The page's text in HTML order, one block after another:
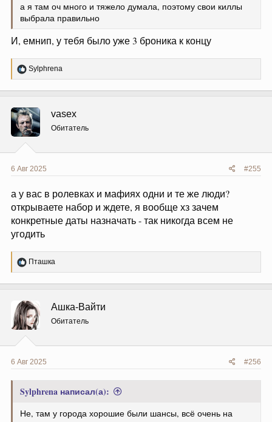
а я там оч много и тяжело думала, поэтому свои киллы
выбрала правильно
И, емнип, у тебя было уже 3 броника к концу
Р
е
ц
и
и
:
Sylphrena
vasex
Обитатель
6 Авг 2025 #255
а у вас в ролевках и мафиях одни и те же люди?
открываете набор и ждете, я вообще хз зачем
конкретные даты назначать - так никогда всем не
угодить
Р
е
ц
и
и
:
Пташка
Ашка-Вайти
Обитатель
6 Авг 2025 #256
Sylphrena написал(а):
Не, там у города хорошие были шансы, всё очень на